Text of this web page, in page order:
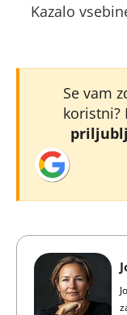
Kazalo
Se vam
koristni?